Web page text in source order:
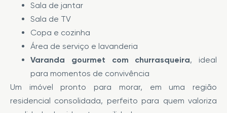
Sala de jantar
Sala de TV
Copa e cozinha
Área de serviço e lavanderia
Varanda gourmet com churrasqueira, ideal
para momentos de convivência
Um imóvel pronto para morar, em uma região
residencial consolidada, perfeito para quem valoriza